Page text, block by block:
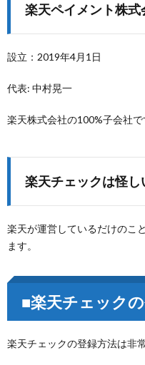
楽天ペイメント株式
設立：2019年4月1日
代表: 中村晃一
楽天株式会社の100%子会社で
楽天チェックは怪し
楽天が運営しているだけのこ
ます。
■楽天チェック
楽天チェックの登録方法は非